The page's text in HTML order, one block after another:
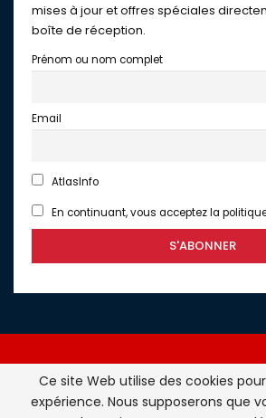
mises à jour et offres spéciales
boîte de réception.
Prénom ou nom complet
Email
AtlasInfo
En continuant, vous acceptez la
Atlasinfo.fr : l'essentiel de l'actualité
Ce site Web utilise des cookies
expérience. Nous supposerons que